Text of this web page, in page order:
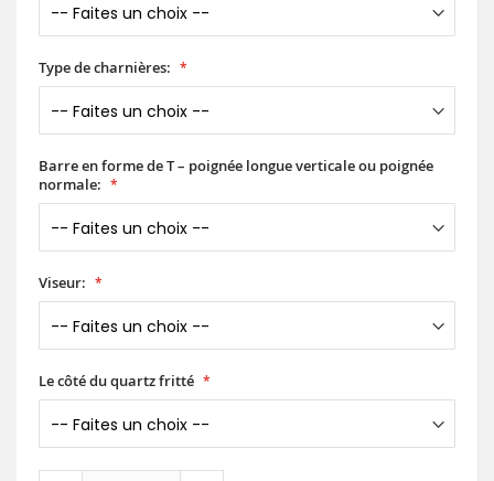
Type de charnières:
Barre en forme de T – poignée longue verticale ou poignée
normale:
Viseur:
Le côté du quartz fritté